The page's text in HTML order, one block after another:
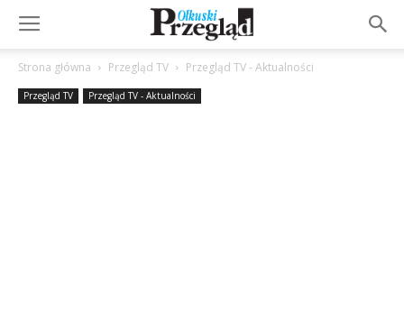
Strona główna Przegląd TV Przegląd TV - Aktualności
Przegląd TV Przegląd TV - Aktualności